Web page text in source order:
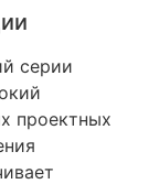
серии
проектных